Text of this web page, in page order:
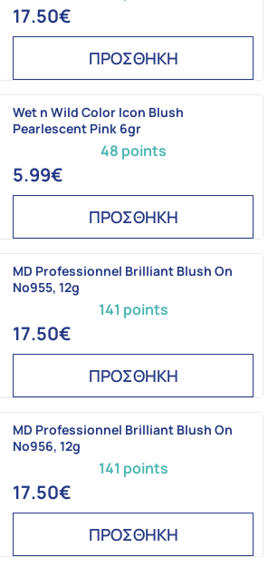
17.50€
ΠΡΟΣΘΗΚΗ
48 points
Wet n Wild Color Icon Blush
Pearlescent Pink 6gr
5.99€
ΠΡΟΣΘΗΚΗ
141 points
MD Professionnel Brilliant Blush On
No955, 12g
17.50€
ΠΡΟΣΘΗΚΗ
141 points
MD Professionnel Brilliant Blush On
No956, 12g
17.50€
ΠΡΟΣΘΗΚΗ